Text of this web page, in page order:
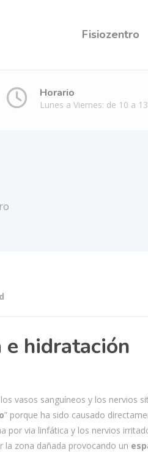
Fisiozentro
Horario
Lunes a Viernes: de 10 a
hidratación
vasos sanguíneos y los nervios
” porque ha sido causado
por via linfática y los nervios
zona dañada provocando un